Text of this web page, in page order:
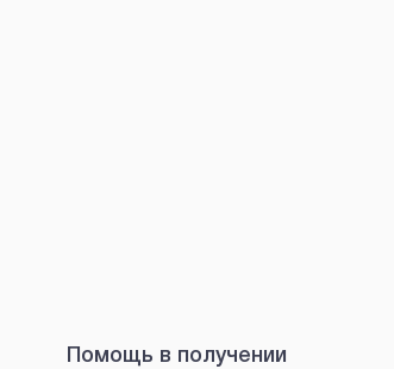
Помощь в получении